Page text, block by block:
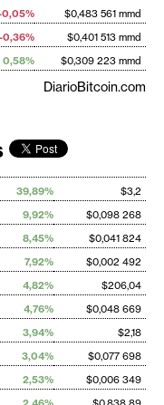
0,05%
$0,483 561 mmd
-0,36%
$0,401 513 mmd
0,58% $0,309 223 mmd
DiarioBitcoin.com
39,89%
$3,2
9,92%
$0,098 268
8,45%
$0,041 824
7,92%
$0,002 492
4,82%
$206,04
4,76%
$0,048 669
3,94%
$2,18
3,04%
$0,077 698
2,53%
$0,006 349